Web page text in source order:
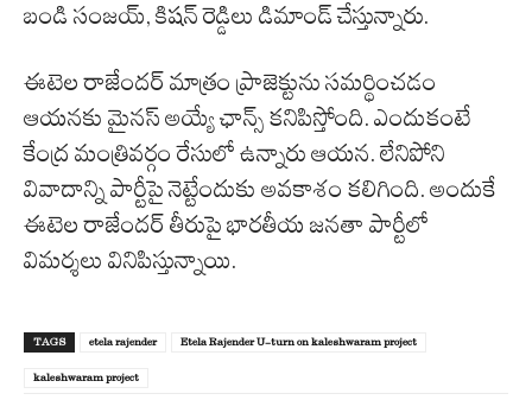
బండి సంజయ్, కిషన్ రెడ్డిలు డిమాండ్ చేస్తున్నారు.
ఈటెల రాజేందర్ మాత్రం ప్రాజెక్టును సమర్థించడం
ఆయనకు మైనస్ అయ్యే ఛాన్స్ కనిపిస్తోంది. ఎందుకంటే
కేంద్ర మంత్రివర్గం రేసులో ఉన్నారు ఆయన. లేనిపోని
వివాదాన్ని పార్టీపై నెట్టేందుకు అవకాశం కలిగింది. అందుకే
ఈటెల రాజేందర్ తీరుపై భారతీయ జనతా పార్టీలో
విమర్శలు వినిపిస్తున్నాయి.
TAGS etela rajender Etela Rajender U-turn on kaleshwaram project
kaleshwaram project